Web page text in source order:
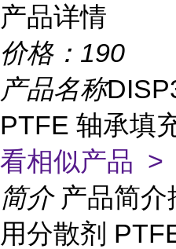
产品详情
价格： 190
产品名称
PTFE 轴承填
看相似产品 >
简介 产品简
用分散剂